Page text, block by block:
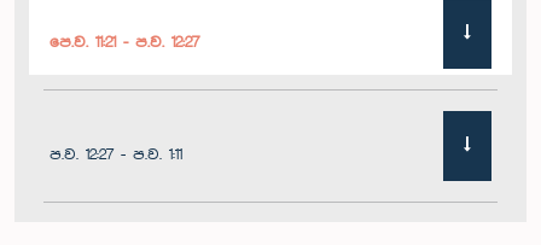
පෙ.ව. 11:21 - ප.ව. 12:27
ප.ව. 12:27 - ප.ව. 1:11